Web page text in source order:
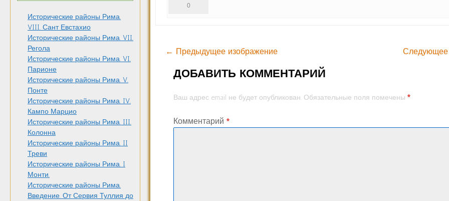
Исторические районы Рима.
VIII. Сант Евстахио
Исторические районы Рима. VII.
Регола
Исторические районы Рима. VI.
Парионе
Исторические районы Рима. V.
Понте
Исторические районы Рима. IV.
Кампо Марцио
Исторические районы Рима. III.
Колонна
Исторические районы Рима. II
Треви
Исторические районы Рима. I
Монти.
Исторические районы Рима.
Введение. От Сервия Туллия до
0
← Предыдущее изображение Следующее
ДОБАВИТЬ КОММЕНТАРИЙ
Ваш адрес email не будет опубликован. Обязательные поля помечены*
Комментарий*